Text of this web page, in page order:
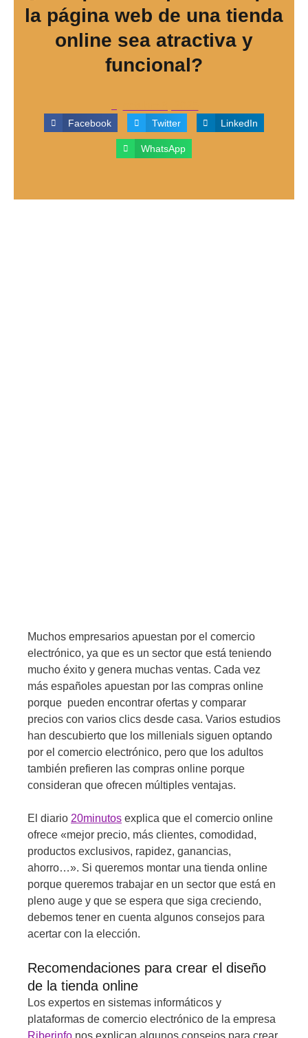
la página web de una tienda
online sea atractiva y
funcional?
Facebook Twitter LinkedIn
WhatsApp
Muchos empresarios apuestan por el comercio
electrónico, ya que es un sector que está teniendo
mucho éxito y genera muchas ventas. Cada vez
más españoles apuestan por las compras online
porque pueden encontrar ofertas y comparar
precios con varios clics desde casa. Varios estudios
han descubierto que los millenials siguen optando
por el comercio electrónico, pero que los adultos
también prefieren las compras online porque
consideran que ofrecen múltiples ventajas.
El diario 20minutos explica que el comercio online
ofrece «mejor precio, más clientes, comodidad,
productos exclusivos, rapidez, ganancias,
ahorro…». Si queremos montar una tienda online
porque queremos trabajar en un sector que está en
pleno auge y que se espera que siga creciendo,
debemos tener en cuenta algunos consejos para
acertar con la elección.
Recomendaciones para crear el diseño
de la tienda online
Los expertos en sistemas informáticos y
plataformas de comercio electrónico de la empresa
Riberinfo nos explican algunos consejos para crear